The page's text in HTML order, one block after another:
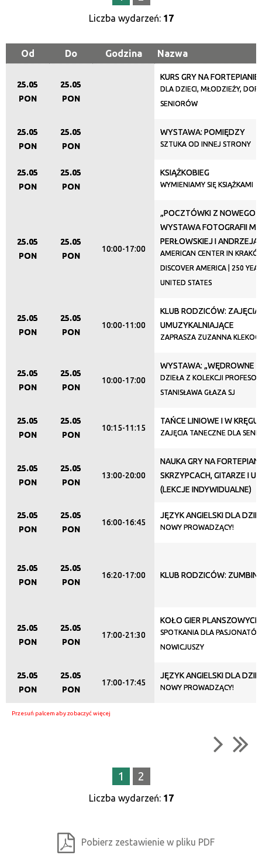
Organizator
Promowane
Liczba wydarzeń: 17
Od Do Godzina Nazwa
25.05
PON
25.05
PON
KURS GRY NA FORTEPIANIE
DLA DZIECI, MŁODZIEŻY,
SENIORÓW
25.05
PON
25.05
PON
WYSTAWA: POMIĘDZY
SZTUKA OD INNEJ STRONY
25.05
PON
25.05
PON
KSIĄŻKOBIEG
WYMIENIAMY SIĘ KSIĄŻKAMI
25.05
PON
25.05
PON
10:00-17:00
„POCZTÓWKI Z NOWEGO
WYSTAWA FOTOGRAFII
PERŁOWSKIEJ I ANDRZEJA
AMERICAN CENTER IN
DISCOVER AMERICA | 250
UNITED STATES
25.05
PON
25.05
PON
10:00-11:00
KLUB RODZICÓW: ZAJĘCIA
UMUZYKALNIAJĄCE
ZAPRASZA ZUZANNA
25.05
PON
25.05
PON
10:00-17:00
WYSTAWA: „WĘDROWNE
DZIEŁA Z KOLEKCJI
STANISŁAWA GŁAZA SJ
25.05
PON
25.05
PON
10:15-11:15
TAŃCE LINIOWE I W KRĘGU
ZAJĘCIA TANECZNE DLA
25.05
PON
25.05
PON
13:00-20:00
NAUKA GRY NA
SKRZYPCACH, GITARZE I
(LEKCJE INDYWIDUALNE)
25.05
PON
25.05
PON
16:00-16:45
JĘZYK ANGIELSKI DLA
NOWY PROWADZĄCY!
25.05
PON
25.05
PON
16:20-17:00 KLUB RODZICÓW:
25.05
PON
25.05
PON
17:00-21:30
KOŁO GIER PLANSZOWYCH
SPOTKANIA DLA
NOWICJUSZY
25.05
PON
25.05
PON
17:00-17:45
JĘZYK ANGIELSKI DLA
NOWY PROWADZĄCY!
1 2
Liczba wydarzeń: 17
Pobierz zestawienie w pliku PDF